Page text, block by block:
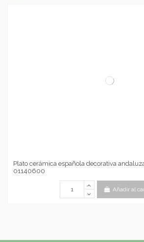
Plato cerámica española decorativa
01140600
Añadir al